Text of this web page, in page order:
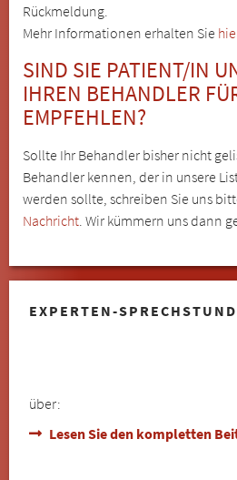
Rückmeldung.
Mehr Informationen erhalten Sie
SIND SIE PATIENT/IN
IHREN BEHANDLER
EMPFEHLEN?
Sollte Ihr Behandler bisher nicht
Behandler kennen, der in unsere
werden sollte, schreiben Sie uns
Nachricht. Wir kümmern uns dann
EXPERTEN-
über:
Lesen Sie den kompletten